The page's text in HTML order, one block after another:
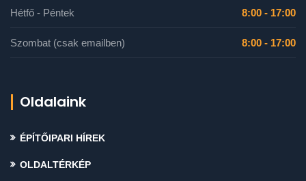
Hétfő - Péntek 8:00 - 17:00
Szombat (csak emailben) 8:00 - 17:00
Oldalaink
ÉPÍTŐIPARI HÍREK
OLDALTÉRKÉP